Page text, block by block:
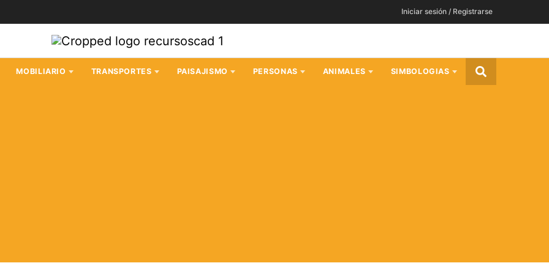
Iniciar sesión / Registrarse
MOBILIARIO TRANSPORTES PAISAJISMO PERSONAS ANIMALES SIMBOLOGIAS